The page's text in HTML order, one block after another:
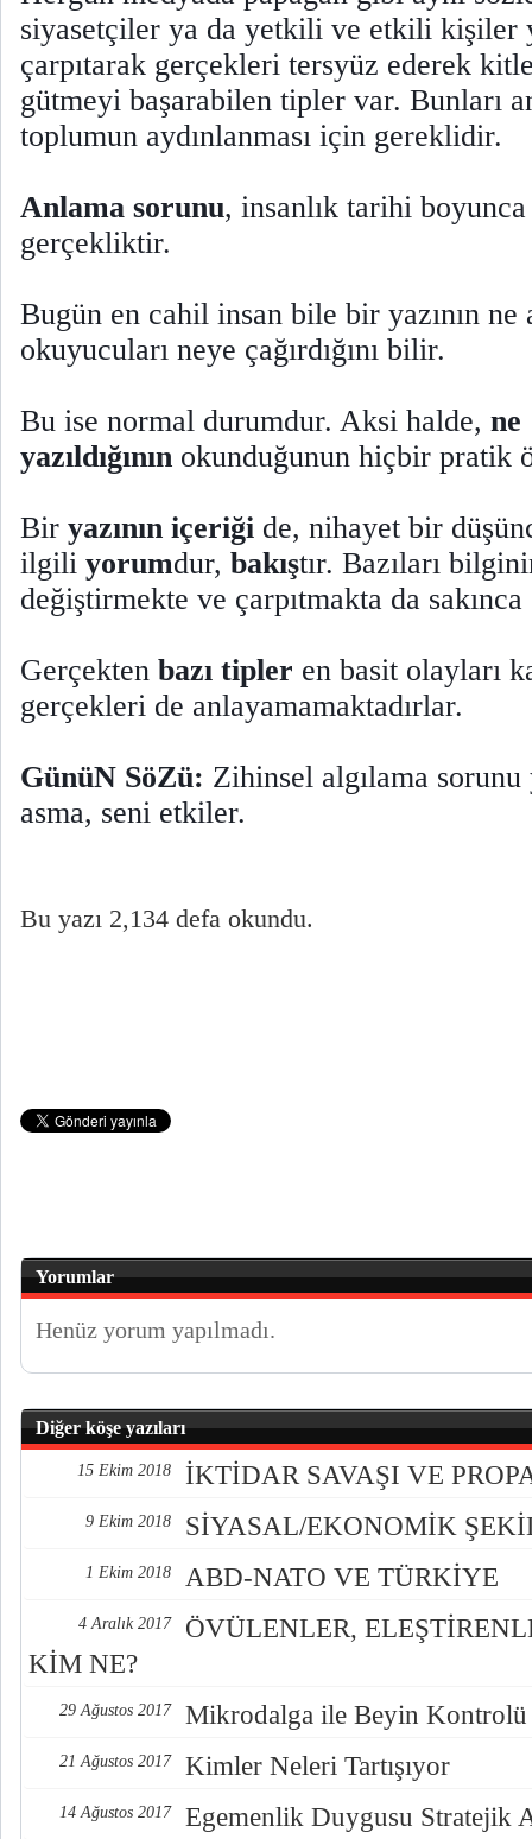
siyasetçiler ya da yetkili ve etkili kişiler
çarpıtarak gerçekleri tersyüz ederek
gütmeyi başarabilen tipler var. Bunları
toplumun aydınlanması için gereklidir.
Anlama sorunu, insanlık tarihi
gerçekliktir.
Bugün en cahil insan bile bir yazının
okuyucuları neye çağırdığını bilir.
Bu ise normal durumdur. Aksi halde, ne
yazıldığının okunduğunun hiçbir pratik
Bir yazının içeriği de, nihayet bir
ilgili yorumdur, bakıştır. Bazıları
değiştirmekte ve çarpıtmakta da
Gerçekten bazı tipler en basit olayları
gerçekleri de anlayamamaktadırlar.
GünüN SöZü: Zihinsel algılama
asma, seni etkiler.
Bu yazı 2,134 defa okundu.
Yorumlar
Henüz yorum yapılmadı.
Diğer köşe yazıları
15 Ekim 2018 İKTİDAR SAVAŞI VE
9 Ekim 2018 SİYASAL/EKONOMİK
1 Ekim 2018 ABD-NATO VE TÜRKİYE
4 Aralık 2017
ÖVÜLENLER,
KİM NE?
29 Ağustos 2017 Mikrodalga ile Beyin Kontrolü
21 Ağustos 2017 Kimler Neleri Tartışıyor
14 Ağustos 2017 Egemenlik Duygusu Stratejik